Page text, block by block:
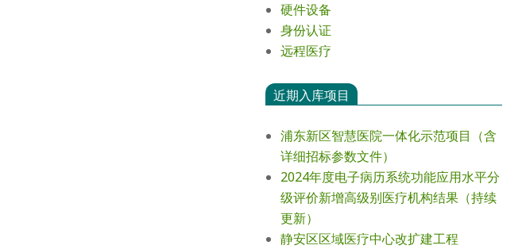
硬件设备
身份认证
远程医疗
近期入库项目
浦东新区智慧医院一体化示范项目（含
详细招标参数文件）
2024年度电⼦病历系统功能应⽤⽔平分
级评价新增⾼级别医疗机构结果（持续
更新）
静安区区域医疗中心改扩建工程